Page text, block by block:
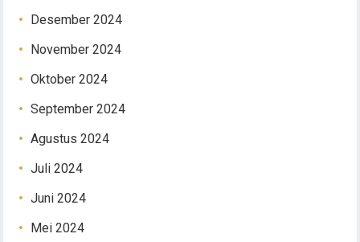
Desember 2024
November 2024
Oktober 2024
September 2024
Agustus 2024
Juli 2024
Juni 2024
Mei 2024